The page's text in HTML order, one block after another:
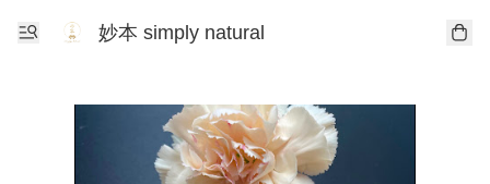
妙本 simply natural